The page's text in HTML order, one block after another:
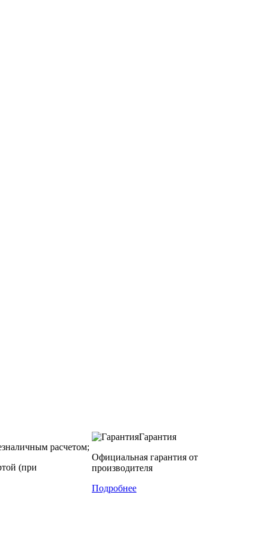
расчетом;
(при
Гарантия
Официальная гарантия от
производителя
Подробнее